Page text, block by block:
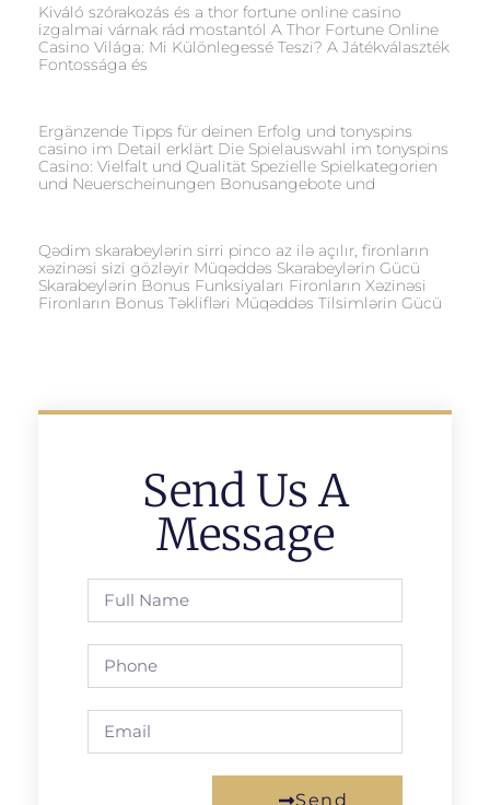
Kiváló szórakozás és a thor fortune online casino
izgalmai várnak rád mostantól A Thor Fortune Online
Casino Világa: Mi Különlegessé Teszi? A Játékválaszték
Fontossága és
Ergänzende Tipps für deinen Erfolg und tonyspins
casino im Detail erklärt Die Spielauswahl im tonyspins
Casino: Vielfalt und Qualität Spezielle Spielkategorien
und Neuerscheinungen Bonusangebote und
Qədim skarabeylərin sirri pinco az ilə açılır, fironların
xəzinəsi sizi gözləyir Müqəddəs Skarabeylərin Gücü
Skarabeylərin Bonus Funksiyaları Fironların Xəzinəsi
Fironların Bonus Təklifləri Müqəddəs Tilsimlərin Gücü
Send Us A
Message
Send